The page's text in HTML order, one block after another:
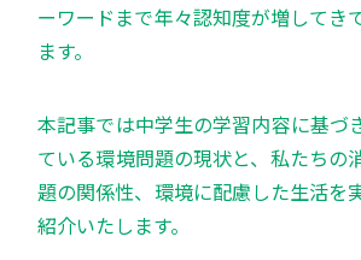
ーワードまで年々認知度が増してき
ます。
本記事では中学生の学習内容に基づ
ている環境問題の現状と、私たちの
題の関係性、環境に配慮した生活を
紹介いたします。